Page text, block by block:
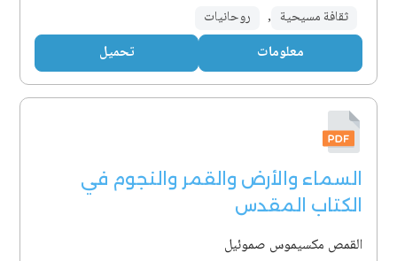
ثقافة مسيحية , روحانيات
معلومات تحميل
السماء والأرض والقمر والنجوم في
الكتاب المقدس
القمص مكسيموس صموئيل